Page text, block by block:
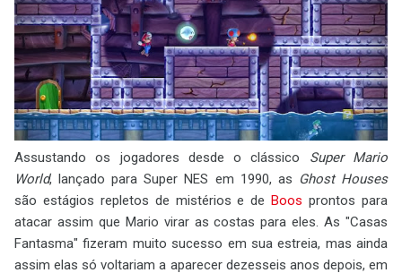
Assustando os jogadores desde o clássico Super Mario
World, lançado para Super NES em 1990, as Ghost Houses
são estágios repletos de mistérios e deBoos prontos para
atacar assim que Mario virar as costas para eles. As "Casas
Fantasma" fizeram muito sucesso em sua estreia, mas ainda
assim elas só voltariam a aparecer dezesseis anos depois, em